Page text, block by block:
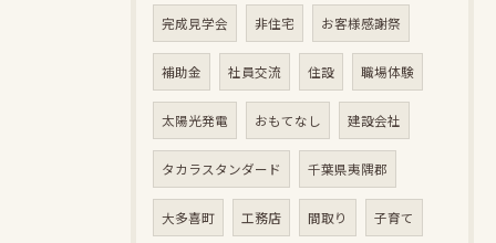
完成見学会 非住宅 お客様感謝祭
補助金 社員交流 住設 職場体験
太陽光発電 おもてなし 建設会社
タカラスタンダード 千葉県夷隅郡
大多喜町 工務店 間取り 子育て